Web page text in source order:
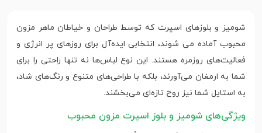
شومیز و بلوزهای اسپرت که توسط طراحان و خیاطان ماهر مزون
محبوب آماده می شوند، انتخابی ایده‌آل برای روزهای پر انرژی و
فعالیت‌های روزمره هستند. این نوع لباس‌ها نه تنها راحتی را برای
شما به ارمغان می‌آورند، بلکه با طراحی‌های متنوع و رنگ‌های شاد،
به استایل شما نیز روح تازه‌ای می‌بخشند.
ویژگی‌های شومیز و بلوز اسپرت مزون محبوب